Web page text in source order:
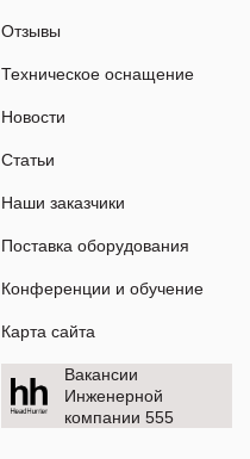
Отзывы
Техническое оснащение
Новости
Статьи
Наши заказчики
Поставка оборудования
Конференции и обучение
Карта сайта
Вакансии
Инженерной
компании 555